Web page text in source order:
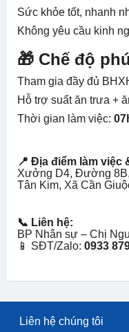
Sức khỏe tốt, nhanh
Không yêu cầu kinh
🎁 Chế độ
Tham gia đầy đủ
Hỗ trợ suất ăn trưa +
Thời gian làm việc:
📍 Địa điểm làm việc
Xưởng D4, Đường
Tân Kim, Xã Cần
📞 Liên hệ:
BP Nhân sự – Chị
📱 SĐT/Zalo: 0933
Liên hệ chúng tôi